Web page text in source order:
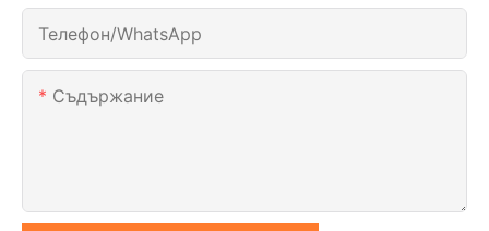
Телефон/WhatsApp
Съдържание